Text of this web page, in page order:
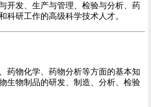
开发、生产与管理、检验与分析、药
科研工作的高级科学技术人才。
药物化学、药物分析等方面的基本知
生物制品的研发、制造、分析、检验